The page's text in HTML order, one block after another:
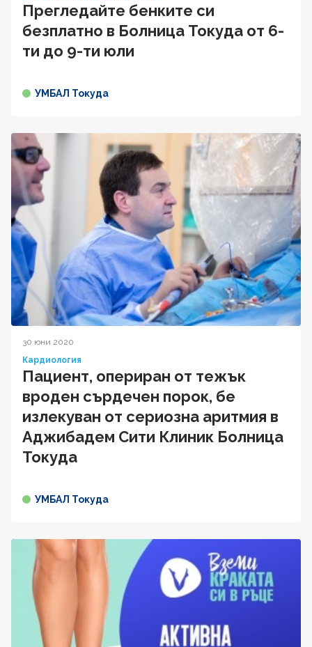
Прегледайте бенките си
безплатно в Болница Токуда от 6-
ти до 9-ти юли
УМБАЛ Токуда
30 юни 2020
Кардиология
Пациент, опериран от тежък
вроден сърдечен порок, бе
излекуван от сериозна аритмия в
Аджибадем Сити Клиник Болница
Токуда
УМБАЛ Токуда